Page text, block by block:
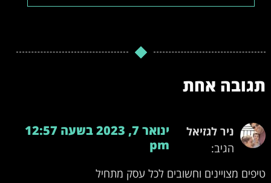
תגובה אחת
ניר לגזיאל
הגיב:
ינואר 7, 2023 בשעה 12:57
pm
טיפים מצויינים וחשובים לכל עסק מתחיל